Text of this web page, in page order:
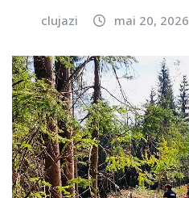
clujazi mai 20, 2026